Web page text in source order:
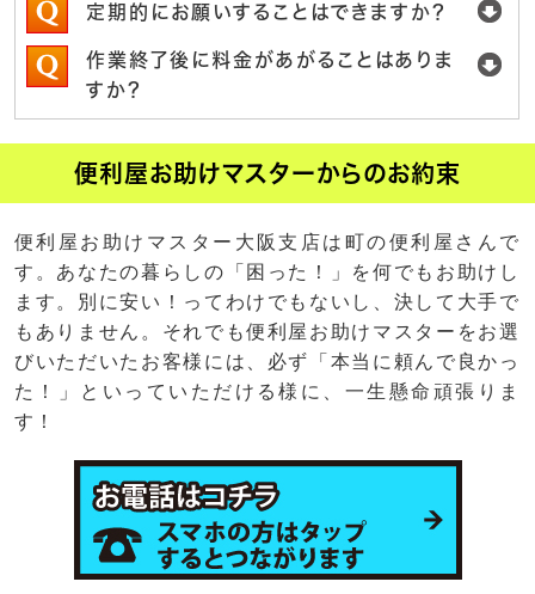
定期的にお願いすることはできますか？
作業終了後に料金があがることはありま
すか？
便利屋お助けマスターからのお約束
便利屋お助けマスター大阪支店は町の便利屋さんで
す。あなたの暮らしの「困った！」を何でもお助けし
ます。別に安い！ってわけでもないし、決して大手で
もありません。それでも便利屋お助けマスターをお選
びいただいたお客様には、必ず「本当に頼んで良かっ
た！」といっていただける様に、一生懸命頑張りま
す！